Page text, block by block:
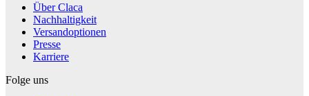
Über Claca
Nachhaltigkeit
Versandoptionen
Presse
Karriere
Folge uns